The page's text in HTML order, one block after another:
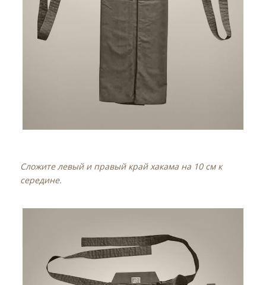
Сложите левый и правый край хакама на 10 см к
середине.